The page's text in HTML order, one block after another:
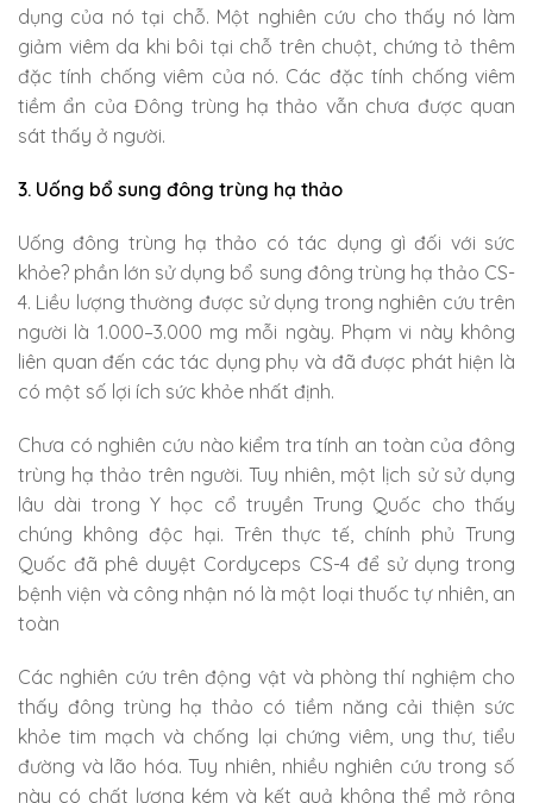
dụng của nó tại chỗ. Một nghiên cứu cho thấy nó làm
giảm viêm da khi bôi tại chỗ trên chuột, chứng tỏ thêm
đặc tính chống viêm của nó. Các đặc tính chống viêm
tiềm ẩn của Đông trùng hạ thảo vẫn chưa được quan
sát thấy ở người.
3. Uống bổ sung đông trùng hạ thảo
Uống đông trùng hạ thảo có tác dụng gì đối với sức
khỏe? phần lớn sử dụng bổ sung đông trùng hạ thảo CS-
4. Liều lượng thường được sử dụng trong nghiên cứu trên
người là 1.000–3.000 mg mỗi ngày. Phạm vi này không
liên quan đến các tác dụng phụ và đã được phát hiện là
có một số lợi ích sức khỏe nhất định.
Chưa có nghiên cứu nào kiểm tra tính an toàn của đông
trùng hạ thảo trên người. Tuy nhiên, một lịch sử sử dụng
lâu dài trong Y học cổ truyền Trung Quốc cho thấy
chúng không độc hại. Trên thực tế, chính phủ Trung
Quốc đã phê duyệt Cordyceps CS-4 để sử dụng trong
bệnh viện và công nhận nó là một loại thuốc tự nhiên, an
toàn
Các nghiên cứu trên động vật và phòng thí nghiệm cho
thấy đông trùng hạ thảo có tiềm năng cải thiện sức
khỏe tim mạch và chống lại chứng viêm, ung thư, tiểu
đường và lão hóa. Tuy nhiên, nhiều nghiên cứu trong số
này có chất lượng kém và kết quả không thể mở rộng